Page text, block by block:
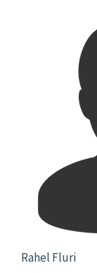
Rahel Fluri